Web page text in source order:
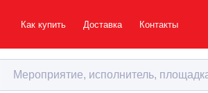
Как купить Доставка Контакты